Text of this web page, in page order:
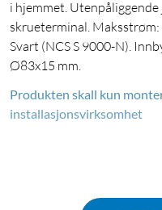
i hjemmet.
skrueterminal. Maksstrøm:
Svart (NCS S 9000-N).
Ø83x15 mm.
Produkten skall kun
installasjonsvirksomhet